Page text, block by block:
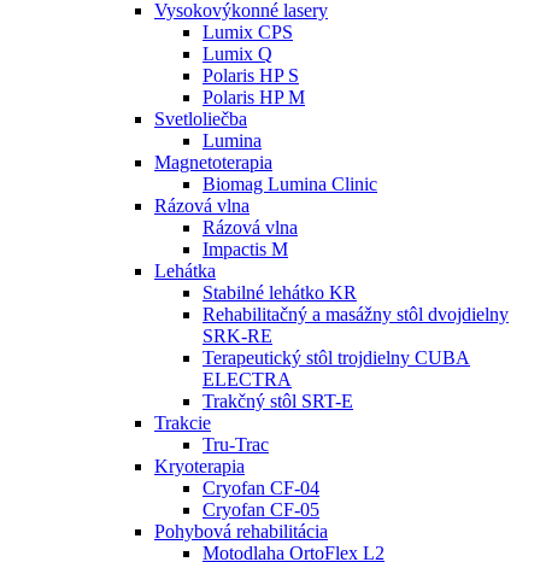
Vysokovýkonné lasery
Lumix CPS
Lumix Q
Polaris HP S
Polaris HP M
Svetloliečba
Lumina
Magnetoterapia
Biomag Lumina Clinic
Rázová vlna
Rázová vlna
Impactis M
Lehátka
Stabilné lehátko KR
Rehabilitačný a masážny stôl dvojdielny
SRK-RE
Terapeutický stôl trojdielny CUBA
ELECTRA
Trakčný stôl SRT-E
Trakcie
Tru-Trac
Kryoterapia
Cryofan CF-04
Cryofan CF-05
Pohybová rehabilitácia
Motodlaha OrtoFlex L2